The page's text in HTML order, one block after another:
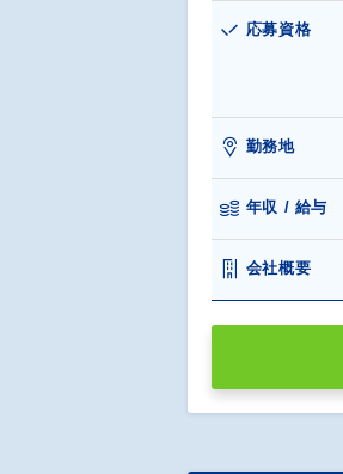
応募資格
勤務地
年収 / 給与
会社概要